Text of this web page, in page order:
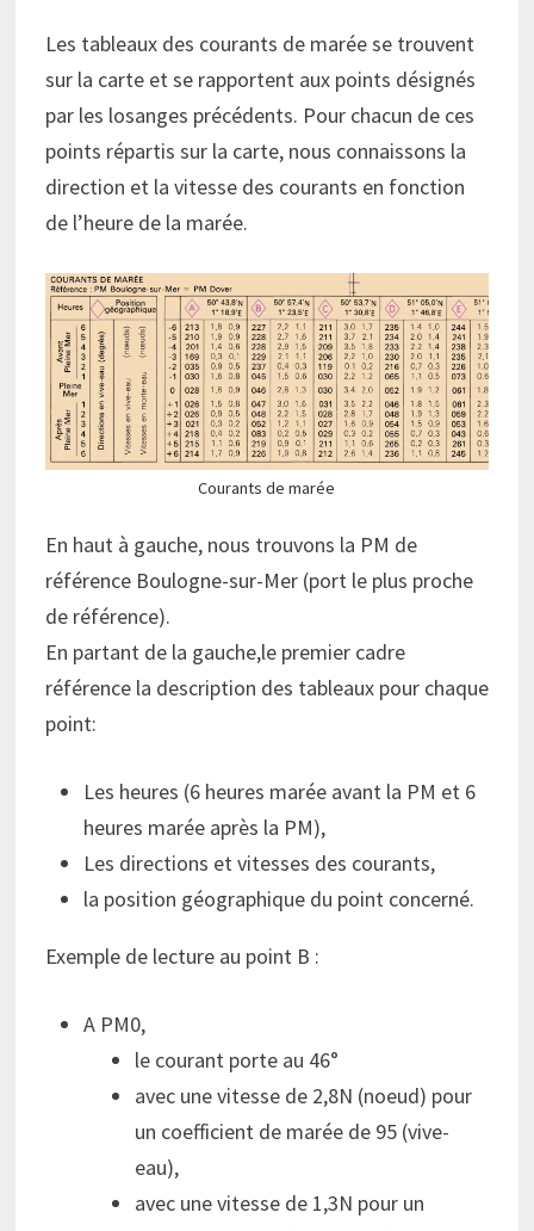
Les tableaux des courants de marée se trouvent
sur la carte et se rapportent aux points désignés
par les losanges précédents. Pour chacun de ces
points répartis sur la carte, nous connaissons la
direction et la vitesse des courants en fonction
de l’heure de la marée.
Courants de marée
En haut à gauche, nous trouvons la PM de
référence Boulogne-sur-Mer (port le plus proche
de référence).
En partant de la gauche,le premier cadre
référence la description des tableaux pour chaque
point:
Les heures (6 heures marée avant la PM et 6
heures marée après la PM),
Les directions et vitesses des courants,
la position géographique du point concerné.
Exemple de lecture au point B :
A PM0,
le courant porte au 46°
avec une vitesse de 2,8N (noeud) pour
un coefficient de marée de 95 (vive-
eau),
avec une vitesse de 1,3N pour un